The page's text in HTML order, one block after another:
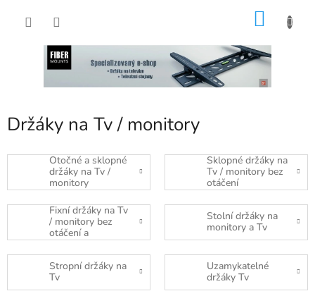
Držáky na Tv / monitory
Otočné a sklopné
držáky na Tv /
monitory
Sklopné držáky na
Tv / monitory bez
otáčení
Fixní držáky na Tv
/ monitory bez
otáčení a
naklápění
Stolní držáky na
monitory a Tv
Stropní držáky na
Tv
Uzamykatelné
držáky Tv